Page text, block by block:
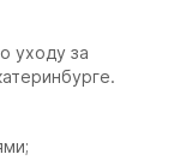
уходу за